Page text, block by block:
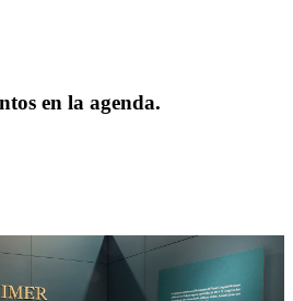
en la agenda.